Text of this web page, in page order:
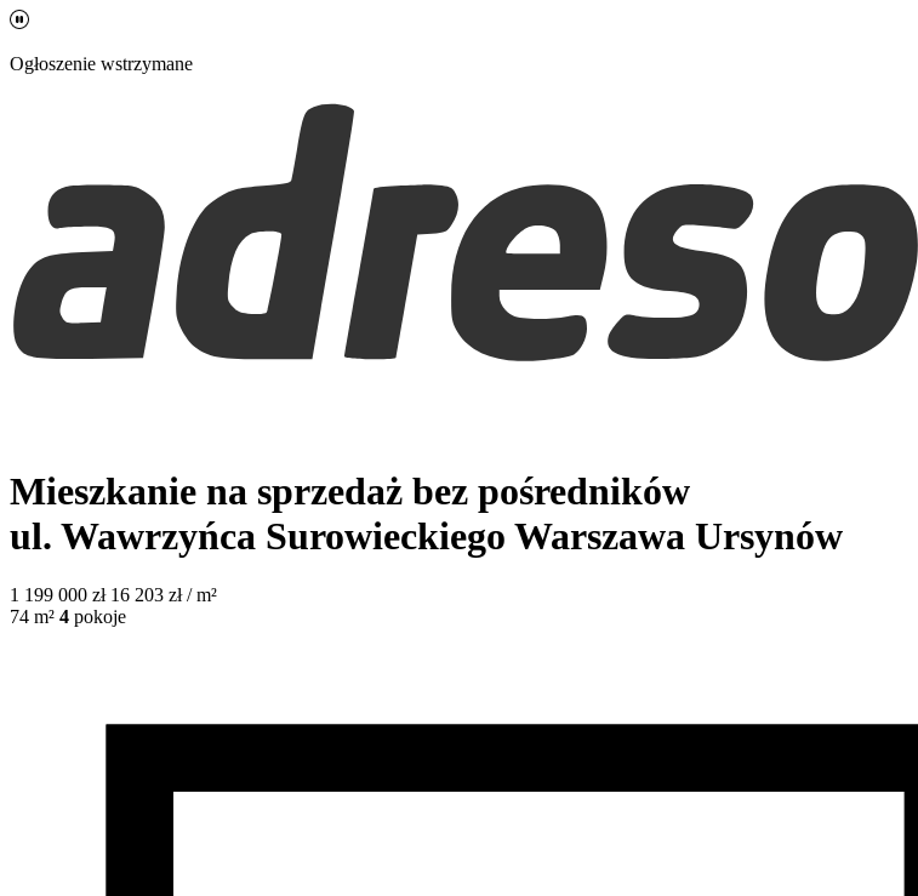
Ogłoszenie wstrzymane
Mieszkanie na sprzedaż bez pośredników
ul. Wawrzyńca Surowieckiego Warszawa Ursynów
1 199 000 zł 16 203 zł / m²
74 m² 4 pokoje